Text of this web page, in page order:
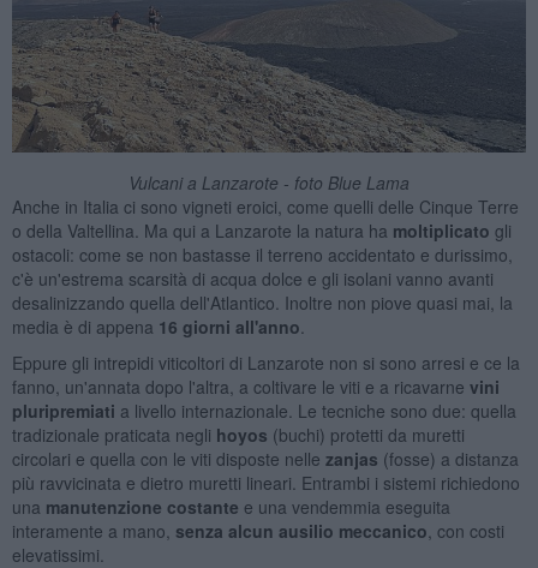
Vulcani a Lanzarote - foto Blue Lama
Anche in Italia ci sono vigneti eroici, come quelli delle Cinque Terre
o della Valtellina. Ma qui a Lanzarote la natura ha moltiplicato gli
ostacoli: come se non bastasse il terreno accidentato e durissimo,
c'è un'estrema scarsità di acqua dolce e gli isolani vanno avanti
desalinizzando quella dell'Atlantico. Inoltre non piove quasi mai, la
media è di appena 16 giorni all'anno
Eppure gli intrepidi viticoltori di Lanzarote non si sono arresi e ce la
fanno, un'annata dopo l'altra, a coltivare le viti e a ricavarne vini
pluripremiati a livello internazionale. Le tecniche sono due: quella
tradizionale praticata negli hoyos (buchi) protetti da muretti
circolari e quella con le viti disposte nelle zanjas (fosse) a distanza
più ravvicinata e dietro muretti lineari. Entrambi i sistemi richiedono
una manutenzione costante e una vendemmia eseguita
interamente a mano, senza alcun ausilio meccanico , con costi
elevatissimi.